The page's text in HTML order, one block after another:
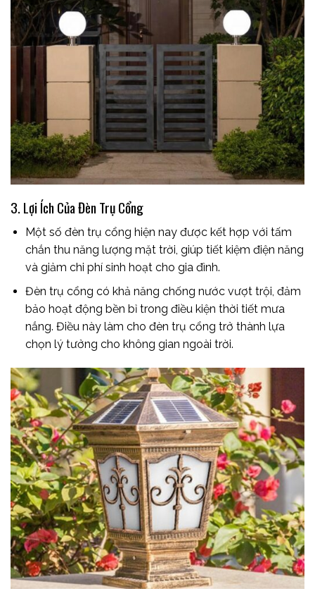
3. Lợi Ích Của Đèn Trụ Cổng
Một số đèn trụ cổng hiện nay được kết hợp với tấm
chắn thu năng lượng mặt trời, giúp tiết kiệm điện năng
và giảm chi phí sinh hoạt cho gia đình.
Đèn trụ cổng có khả năng chống nước vượt trội, đảm
bảo hoạt động bền bỉ trong điều kiện thời tiết mưa
nắng. Điều này làm cho đèn trụ cổng trở thành lựa
chọn lý tưởng cho không gian ngoài trời.